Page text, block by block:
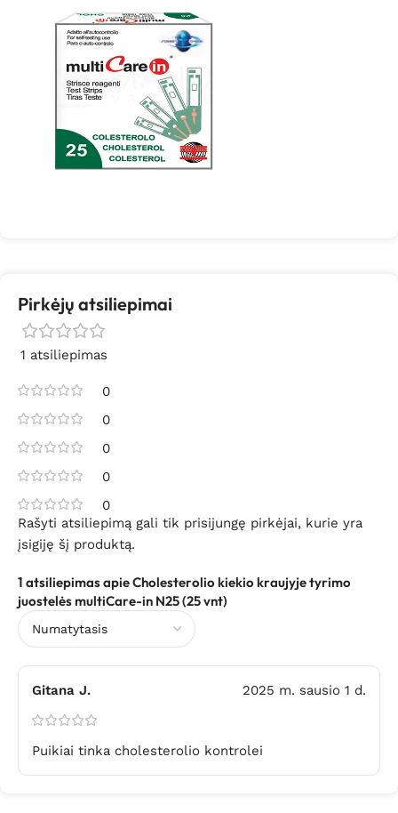
Pirkėjų atsiliepimai
1 atsiliepimas
0
0
0
0
0
1 atsiliepimas apieCholesterolio kiekio kraujyje tyrimo
juostelės multiCare-in N25 (25 vnt)
Gitana J. 2025 m. sausio 1 d.
Puikiai tinka cholesterolio kontrolei
Rašyti atsiliepimą gali tik prisijungę pirkėjai, kurie yra
įsigiję šį produktą.